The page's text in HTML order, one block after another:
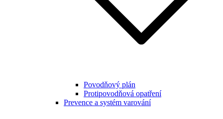
Povodňový plán
Protipovodňová opatření
Prevence a systém varování